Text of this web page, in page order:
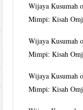
Wijaya Kusumah
Mimpi: Kisah
Wijaya Kusumah
Mimpi: Kisah
Wijaya Kusumah
Mimpi: Kisah